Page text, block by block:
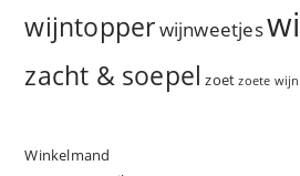
wijntopperwijnweetjes
zacht & soepel zoet zoete wijn
Winkelmand